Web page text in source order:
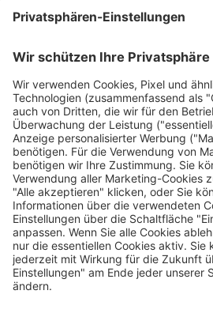
Kontakt
Nützliches
Impressum
Datenschutz
Die Travel FREE App zum
Folge uns auf Social Media